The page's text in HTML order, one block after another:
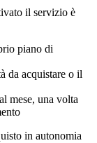
il servizio è
piano di
da acquistare o il
mese, una volta
in autonomia